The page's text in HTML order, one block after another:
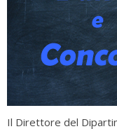
Il Direttore del